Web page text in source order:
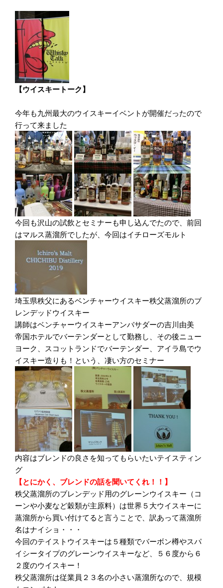
【ウイスキートーク】
今年も九州最大のウイスキーイベントが開催だったので
行って来ました
今回も沢山の試飲とセミナーも申し込んでたので、前回
はマルス蒸溜所でしたが、今回はイチローズモルト
埼玉県秩父にあるベンチャーウイスキー秩父蒸溜所のブ
レンデッドウイスキー
講師はベンチャーウイスキーアンバサダーの吉川由美
帝国ホテルでバーテンダーとして勤務し、その後ニュー
ヨーク、スコットランドでバーテンダー、アイラ島でウ
イスキー造りも！という、凄い方のセミナー
内容はブレンドの良さを知ってもらいたいテイスティン
グ
【とにかく、ブレンドの話を聞いてくれ！！】
秩父蒸溜所のブレンデッド用のグレーンウイスキー（コ
ーンや小麦など穀類が主原料）は世界５大ウイスキーに
蒸溜所から買い付けてると言うことで、訳あって蒸溜所
名はナイショ・・・
今回のテイストウイスキーは５種類でバーボン樽やスパ
イシータイプのグレーンウイスキーなど、５６度から６
２度のウイスキー！
秩父蒸溜所は従業員２３名の小さい蒸溜所なので、規模